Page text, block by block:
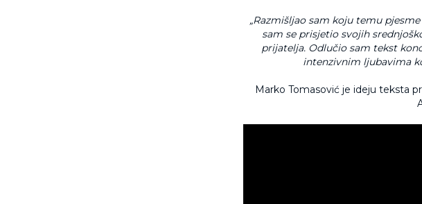
„Razmišljao sam koju temu
sam se prisjetio svojih
prijatelja. Odlučio sam tekst
intenzivnim ljubavima
Marko Tomasović je ideju teksta